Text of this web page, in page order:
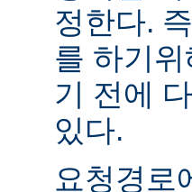
정한다.
를 하기
기 전에
있다.
요청경로